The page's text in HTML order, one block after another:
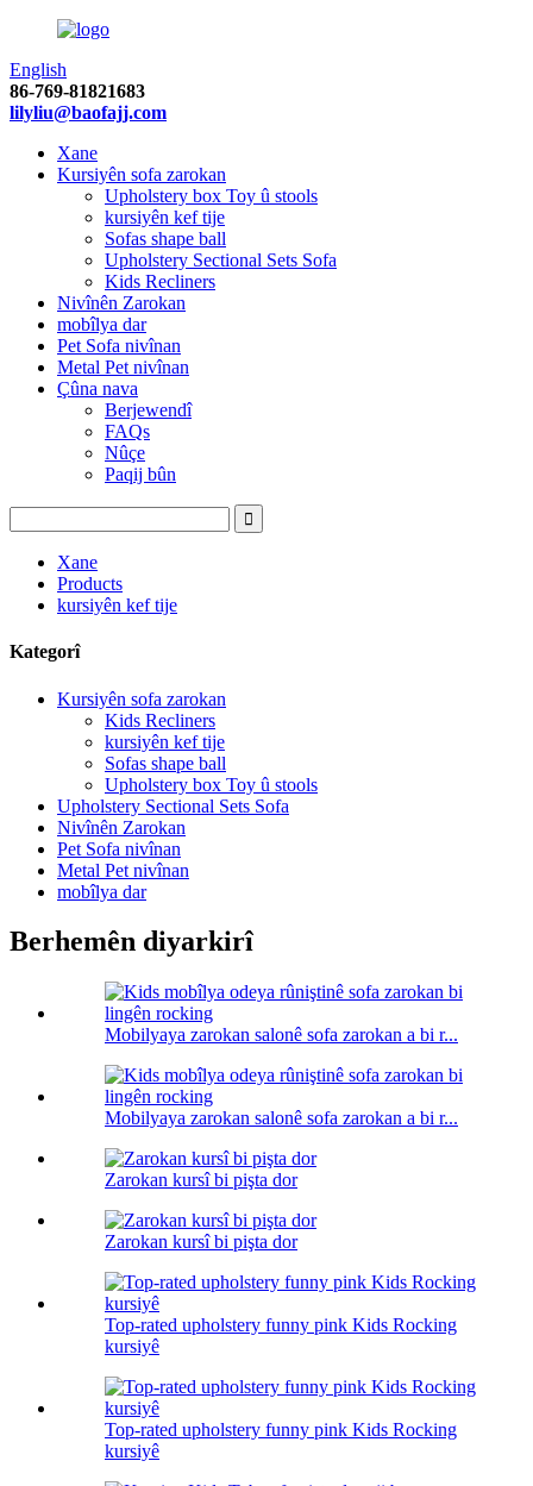
English
86-769-81821683
lilyliu@baofajj.com
Xane
Kursiyên sofa zarokan
Upholstery box Toy û stools
kursiyên kef tije
Sofas shape ball
Upholstery Sectional Sets Sofa
Kids Recliners
Nivînên Zarokan
mobîlya dar
Pet Sofa nivînan
Metal Pet nivînan
Çûna nava
Berjewendî
FAQs
Nûçe
Paqij bûn
Xane
Products
kursiyên kef tije
Kategorî
Kursiyên sofa zarokan
Kids Recliners
kursiyên kef tije
Sofas shape ball
Upholstery box Toy û stools
Upholstery Sectional Sets Sofa
Nivînên Zarokan
Pet Sofa nivînan
Metal Pet nivînan
mobîlya dar
Berhemên diyarkirî
Mobilyaya zarokan salonê sofa zarokan a bi r...
Mobilyaya zarokan salonê sofa zarokan a bi r...
Zarokan kursî bi pişta dor
Zarokan kursî bi pişta dor
Top-rated upholstery funny pink Kids Rocking
kursiyê
Top-rated upholstery funny pink Kids Rocking
kursiyê